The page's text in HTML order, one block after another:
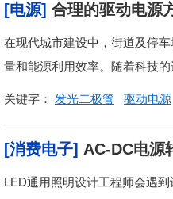
[电源] 合理的驱动电源
在现代城市建设中，街道及停
量和能源利用效率。随着科技
关键字： 发光二极管 驱动电源
[消费电子] AC-DC电源
LED通用照明设计工程师会遇